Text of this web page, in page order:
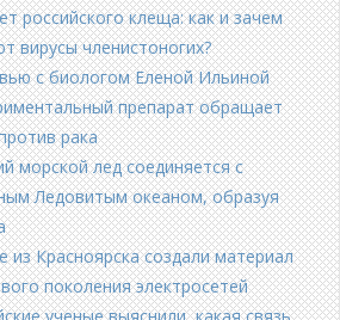
российского клеща: как и зачем
вирусы членистоногих?
с биологом Еленой Ильиной
препарат обращает
рака
морской лед соединяется с
Ледовитым океаном, образуя
из Красноярска создали материал
поколения электросетей